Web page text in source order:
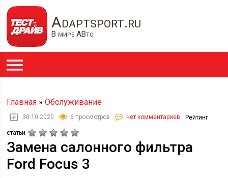
Adaptsport.ru
В мире АВто
Главная »Обслуживание
30.10.2020 6 просмотров нет комментариев Рейтинг
статьи
Замена салонного фильтра
Ford Focus 3